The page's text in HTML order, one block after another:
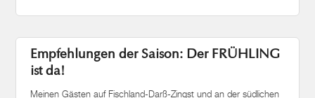
Empfehlungen der Saison: Der FRÜHLING
ist da!
Meinen Gästen auf Fischland-Darß-Zingst und an der südlichen